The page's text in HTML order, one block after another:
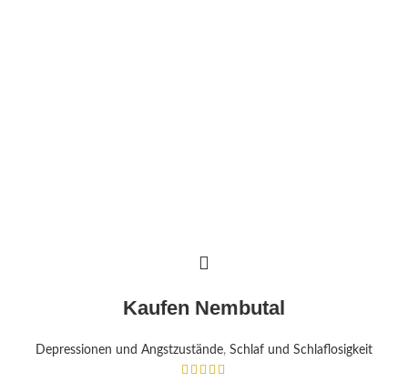
Kaufen Nembutal
Depressionen und Angstzustände, Schlaf und Schlaflosigkeit